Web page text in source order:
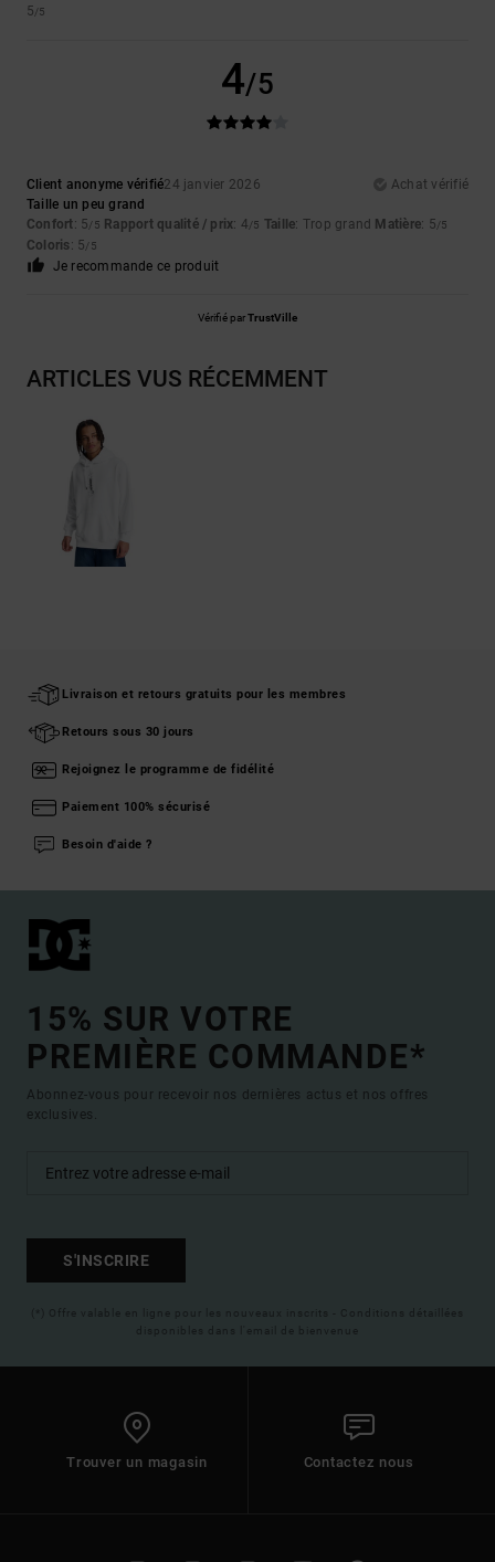
5/5
4/5
Client anonyme vérifié24 janvier 2026
Achat vérifié
Taille un peu grand
Confort: 5/5 Rapport qualité / prix: 4/5 Taille: Trop grand Matière: 5/5
Coloris: 5/5
Je recommande ce produit
Vérifié parTrustVille
ARTICLES VUS RÉCEMMENT
Livraison et retours gratuits pour les membres
Retours sous 30 jours
Rejoignez le programme de fidélité
Paiement 100% sécurisé
Besoin d'aide ?
15% SUR VOTRE
PREMIÈRE COMMANDE*
Abonnez-vous pour recevoir nos dernières actus et nos offres
exclusives.
S'INSCRIRE
(*) Offre valable en ligne pour les nouveaux inscrits - Conditions détaillées
disponibles dans l'email de bienvenue
Trouver un magasin Contactez nous